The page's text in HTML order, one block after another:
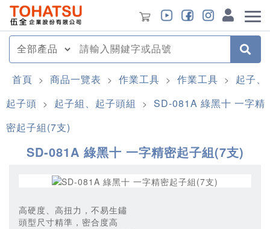
首頁 > 商品一覽表 > 作業工具 > 作業工具 >
起子、
起子頭 > 起子組、起子頭組 >
SD-081A 綠黑十 一字精
密起子組(7支)
SD-081A 綠黑十 一字精密起子組(7支)
高硬度、高扭力，不易生鏽
頭型尺寸精準，密合度高